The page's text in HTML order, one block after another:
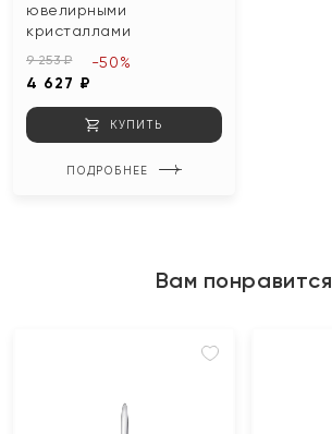
ювелирными
кристаллами
9 253 ₽
4 627 ₽
-50%
КУПИТЬ
ПОДРОБНЕЕ
Вам понравится